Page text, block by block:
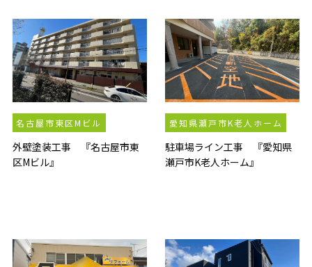
名古屋市東区Mビル
外壁塗装工事 『名古屋市東
区Mビル』
愛知県瀬戸市K老人ホーム
駐車場ライン工事 『愛知県
瀬戸市K老人ホーム』